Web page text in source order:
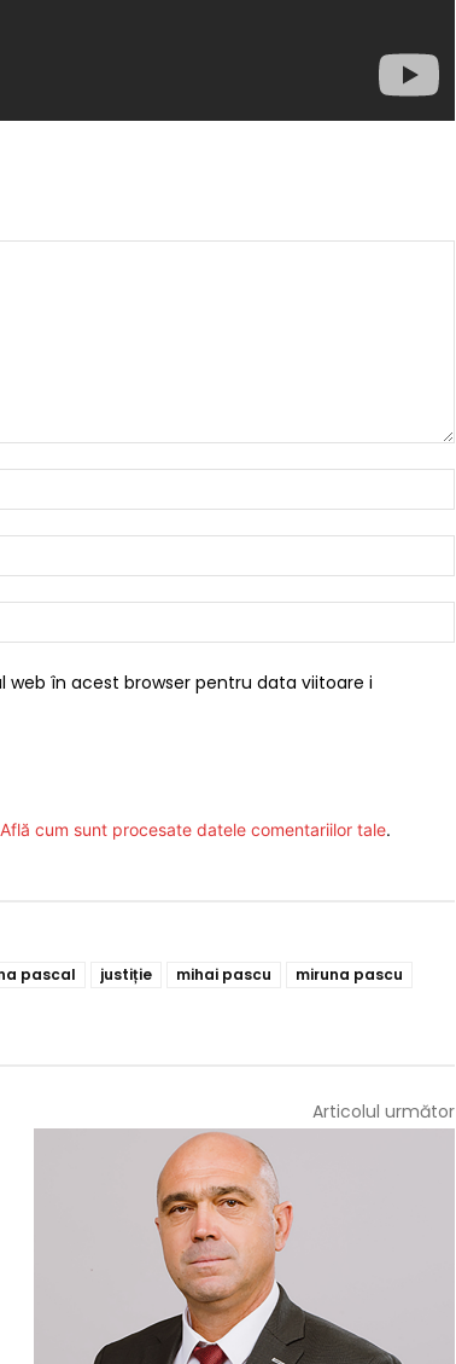
în acest browser pentru data viitoare i
Află cum sunt procesate datele comentariilor tale.
pascal justiție mihai pascu
miruna pascu
Articolul următor